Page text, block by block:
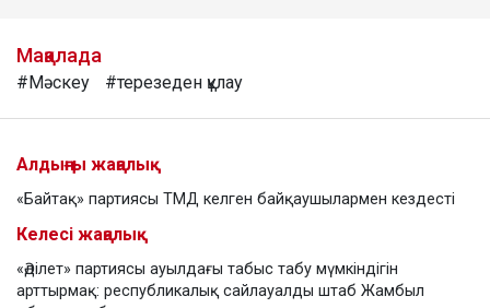
Мақалада
#Мәскеу #терезеден құлау
Алдыңғы жаңалық
«Байтақ» партиясы ТМД келген байқаушылармен кездесті
Келесі жаңалық
«Әділет» партиясы ауылдағы табыс табу мүмкіндігін
арттырмақ: республикалық сайлауалды штаб Жамбыл